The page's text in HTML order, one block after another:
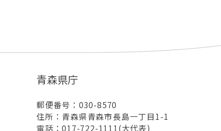
青森県庁
郵便番号：030-8570
住所：青森県青森市長島一丁目1-1
電話：017-722-1111(大代表)